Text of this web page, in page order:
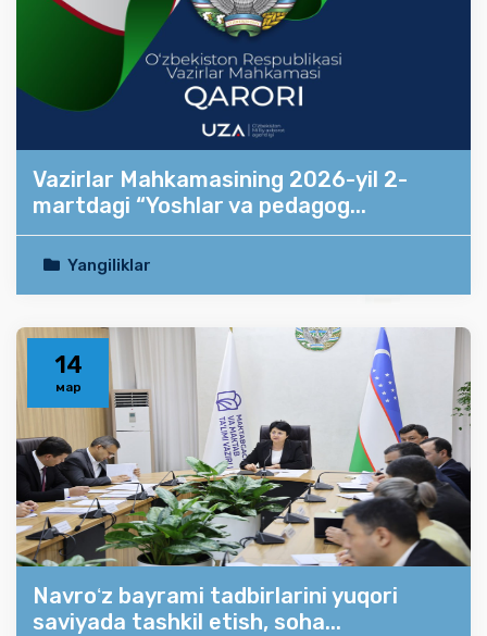
Vazirlar Mahkamasining 2026-yil 2-
martdagi “Yoshlar va pedagog...
Yangiliklar
14
мар
Navroʻz bayrami tadbirlarini yuqori
saviyada tashkil etish, soha...